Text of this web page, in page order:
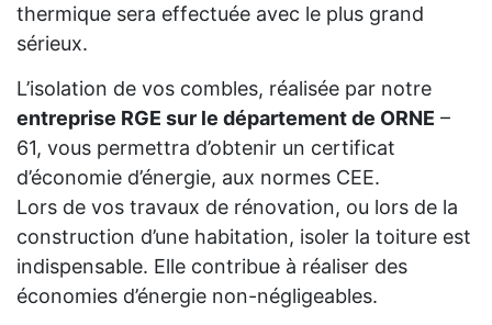
thermique sera effectuée avec le plus grand
sérieux.
L’isolation de vos combles, réalisée par notre
entreprise RGE sur le département de ORNE –
61, vous permettra d’obtenir un certificat
d’économie d’énergie, aux normes CEE.
Lors de vos travaux de rénovation, ou lors de la
construction d’une habitation, isoler la toiture est
indispensable. Elle contribue à réaliser des
économies d’énergie non-négligeables.